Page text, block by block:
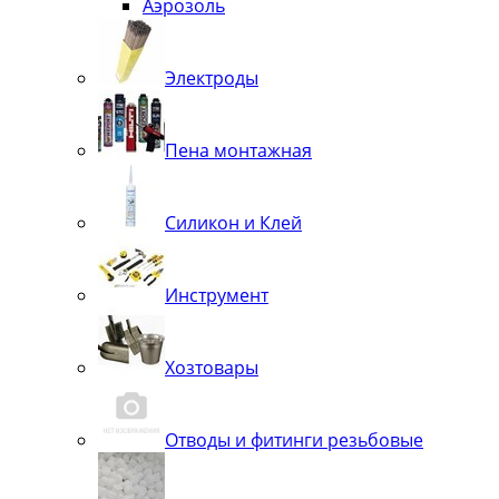
Аэрозоль
Электроды
Пена монтажная
Силикон и Клей
Инструмент
Хозтовары
Отводы и фитинги резьбовые